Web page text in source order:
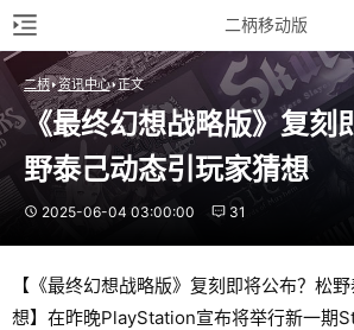
二柄移动版
二柄 资讯中心 正文
《最终幻想战略版》复刻
野泰己动态引玩家猜想
2025-06-04 03:00:00 31
【《最终幻想战略版》复刻即将公布？松
想】在昨晚PlayStation宣布将举行新一期